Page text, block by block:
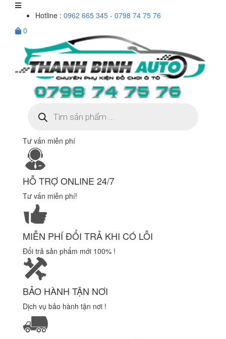
Hotline : 0962 665 345 - 0798 74 75 76
0
kiếm
sản
Tư vấn miễn phí
HỖ TRỢ ONLINE 24/7
Tư vấn miễn phí!
MIỄN PHÍ ĐỔI TRẢ KHI CÓ LỖI
Đổi trả sản phẩm mới 100% !
BẢO HÀNH TẬN NƠI
Dịch vụ bảo hành tận nơi !